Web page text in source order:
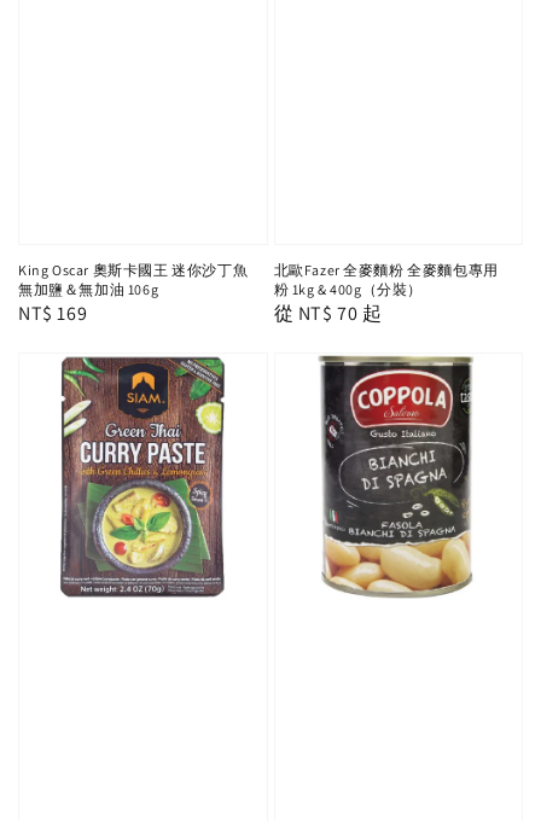
King Oscar 奧斯卡國王 迷你沙丁魚
無加鹽＆無加油 106g
Regular
NT$ 169
北歐Fazer 全麥麵粉 全麥麵包專用
粉 1kg & 400g（分裝）
Regular
從 NT$ 70 起